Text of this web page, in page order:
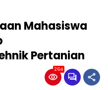
Mahasiswa
Pertanian
264